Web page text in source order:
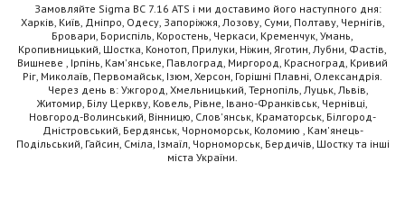
Замовляйте Sigma BC 7.16 ATS і ми доставимо його наступного дня:
Харків, Київ, Дніпро, Одесу, Запоріжжя, Лозову, Суми, Полтаву, Чернігів,
Бровари, Бориспіль, Коростень, Черкаси, Кременчук, Умань,
Кропивницький, Шостка, Конотоп, Прилуки, Ніжин, Яготин, Лубни, Фастів,
Вишневе , Ірпінь, Кам'янське, Павлоград, Миргород, Красноград, Кривий
Ріг, Миколаїв, Первомайськ, Ізюм, Херсон, Горішні Плавні, Олександрія.
Через день в: Ужгород, Хмельницький, Тернопіль, Луцьк, Львів,
Житомир, Білу Церкву, Ковель, Рівне, Івано-Франківськ, Чернівці,
Новгород-Волинський, Вінницю, Слов'янськ, Краматорськ, Білгород-
Дністровський, Бердянськ, Чорноморськ, Коломию , Кам'янець-
Подільський, Гайсин, Сміла, Ізмаїл, Чорноморськ, Бердичів, Шостку та інші
міста України.